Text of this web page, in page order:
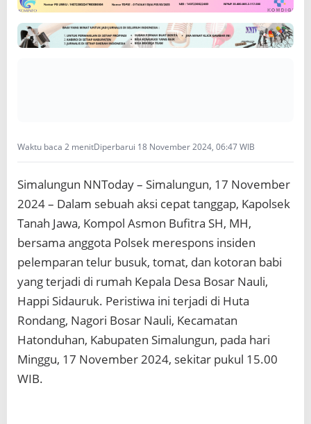
i
d
e
n
a
n
i
R
u
m
a
K
e
p
a
l
a
Waktu baca 2 menitDiperbarui 18 November 2024, 06:47 WIB
Simalungun NNToday – Simalungun, 17 November
2024 – Dalam sebuah aksi cepat tanggap, Kapolsek
Tanah Jawa, Kompol Asmon Bufitra SH, MH,
bersama anggota Polsek merespons insiden
pelemparan telur busuk, tomat, dan kotoran babi
yang terjadi di rumah Kepala Desa Bosar Nauli,
Happi Sidauruk. Peristiwa ini terjadi di Huta
Rondang, Nagori Bosar Nauli, Kecamatan
Hatonduhan, Kabupaten Simalungun, pada hari
Minggu, 17 November 2024, sekitar pukul 15.00
WIB.